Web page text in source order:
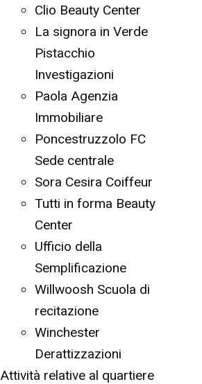
Clio Beauty Center
La signora in Verde
Pistacchio
Investigazioni
Paola Agenzia
Immobiliare
Poncestruzzolo FC
Sede centrale
Sora Cesira Coiffeur
Tutti in forma Beauty
Center
Ufficio della
Semplificazione
Willwoosh Scuola di
recitazione
Winchester
Derattizzazioni
Attività relative al quartiere